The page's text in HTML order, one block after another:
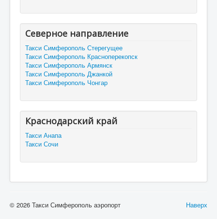
Северное направление
Такси Симферополь Стерегущее
Такси Симферополь Красноперекопск
Такси Симферополь Армянск
Такси Симферополь Джанкой
Такси Симферополь Чонгар
Краснодарский край
Такси Анапа
Такси Сочи
Наверх
© 2026 Такси Симферополь аэропорт